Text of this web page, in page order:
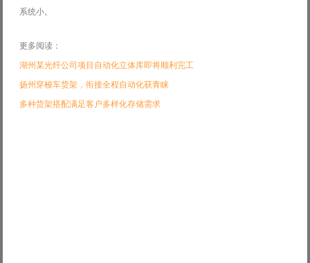
系统小。
更多阅读：
湖州某光纤公司项目自动化立体库即将顺利完工
扬州穿梭车货架，衔接全程自动化获青睐
多种货架搭配满足客户多样化存储需求